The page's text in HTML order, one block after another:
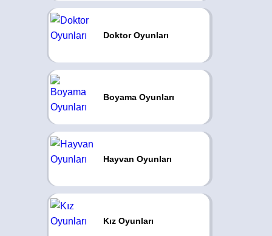
Doktor Oyunları
Boyama Oyunları
Hayvan Oyunları
Kız Oyunları